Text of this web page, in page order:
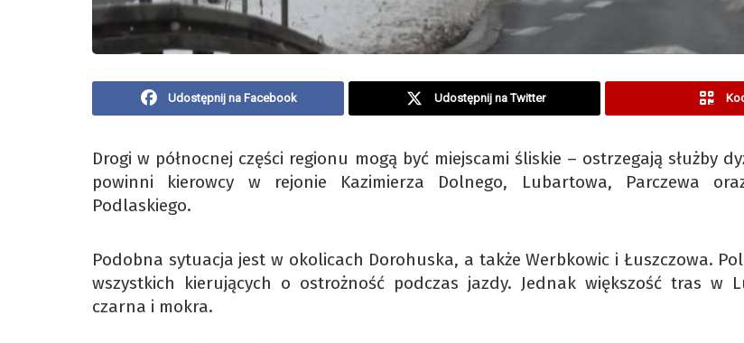
Udostępnij na Facebook Udostępnij na Twitter
Drogi w północnej części regionu mogą być miejscami śliskie – ostrzegają służby
powinni kierowcy w rejonie Kazimierza Dolnego, Lubartowa, Parczewa
Podlaskiego.
Podobna sytuacja jest w okolicach Dorohuska, a także Werbkowic i Łuszczowa.
wszystkich kierujących o ostrożność podczas jazdy. Jednak większość tras w
czarna i mokra.